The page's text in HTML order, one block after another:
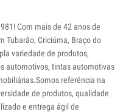
Com mais de 42 anos de
Tubarão, Criciúma, Braço do
variedade de produtos,
automotivos, tintas automotivas
referência na
de produtos, qualidade
e entrega ágil de